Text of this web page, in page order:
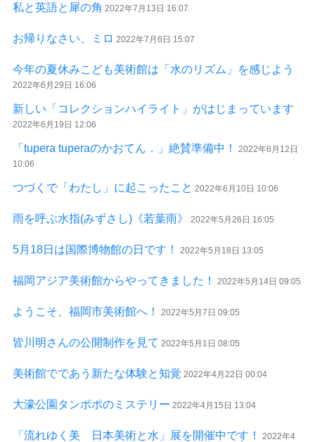
私と英語と犀の角 2022年7月13日 16:07
お帰りなさい、ミロ 2022年7月6日 15:07
今年の夏休みこども美術館は「水のリズム」を感じよう
2022年6月29日 16:06
新しい「コレクションハイライト」がはじまっています
2022年6月19日 12:06
「tupera tuperaのかおてん．」絶賛準備中！
2022年6月12日
10:06
つづくで「わたし」に起こったこと 2022年6月10日 10:06
雨を呼ぶ水指(みずさし)《若葉雨》 2022年5月26日 16:05
5月18日は国際博物館の日です！ 2022年5月18日 13:05
福岡アジア美術館からやってきました！ 2022年5月14日 09:05
ようこそ、福岡市美術館へ！ 2022年5月7日 09:05
皆川明さんの公開制作を見て 2022年5月1日 08:05
美術館でであう新たな体験と知覚 2022年4月22日 00:04
大濠公園タンポポのミステリー 2022年4月15日 13:04
「流れゆく美 日本美術と水」展を開催中です！
2022年4